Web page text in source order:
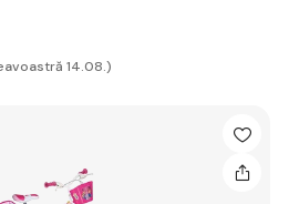
14.08.)